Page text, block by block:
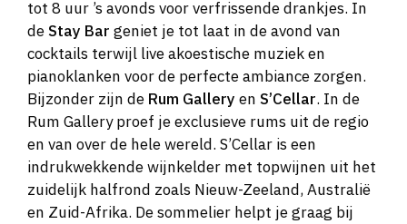
tot 8 uur ’s avonds voor verfrissende drankjes. In
deStay Bar geniet je tot laat in de avond van
cocktails terwijl live akoestische muziek en
pianoklanken voor de perfecte ambiance zorgen.
Bijzonder zijn de Rum Gallery en S’Cellar. In de
Rum Gallery proef je exclusieve rums uit de regio
en van over de hele wereld. S’Cellar is een
indrukwekkende wijnkelder met topwijnen uit het
zuidelijk halfrond zoals Nieuw-Zeeland, Australië
en Zuid-Afrika. De sommelier helpt je graag bij